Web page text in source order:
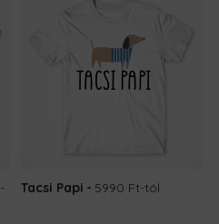
-
Tacsi Papi 5990 Ft-tól